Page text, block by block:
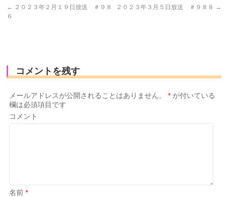
← ２０２３年２月１９日放送 ＃９８
６
２０２３年３月５日放送 ＃９８８ →
コメントを残す
メールアドレスが公開されることはありません。 * が付いている
欄は必須項目です
コメント
名前*